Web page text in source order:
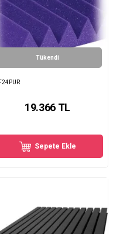
Tükendi
19.366TL
Sepete Ekle